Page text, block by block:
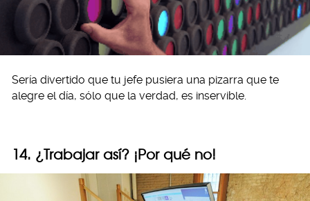
Sería divertido que tu jefe pusiera una pizarra que te
alegre el día, sólo que la verdad, es inservible.
14. ¿Trabajar así? ¡Por qué no!